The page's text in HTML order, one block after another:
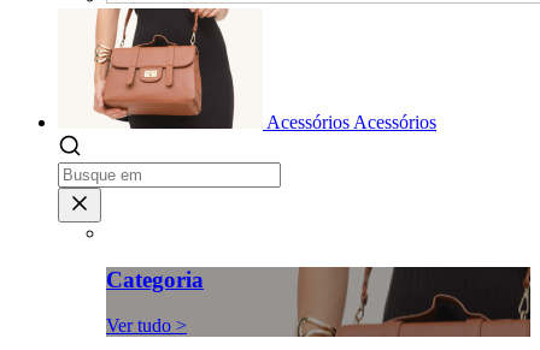
Acessórios Acessórios
Categoria
Ver tudo >